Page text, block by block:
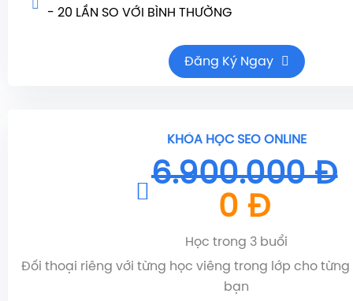
- 20 LẦN SO VỚI BÌNH THƯỜNG
Đăng Ký Ngay
KHÓA HỌC SEO ONLINE
6.900.000 Đ
0 Đ
Học trong 3 buổi
Đối thoại riêng với từng học viêng trong lớp cho
bạn